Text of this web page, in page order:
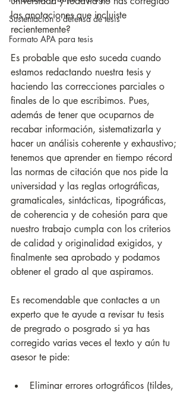
Sustentación o defensa de tesis
Formato APA para tesis
las anotaciones que incluiste
recientemente?
Es probable que esto suceda cuando
estamos redactando nuestra tesis y
haciendo las correcciones parciales o
finales de lo que escribimos. Pues,
además de tener que ocuparnos de
recabar información, sistematizarla y
hacer un análisis coherente y exhaustivo;
tenemos que aprender en tiempo récord
las normas de citación que nos pide la
universidad y las reglas ortográficas,
gramaticales, sintácticas, tipográficas,
de coherencia y de cohesión para que
nuestro trabajo cumpla con los criterios
de calidad y originalidad exigidos, y
finalmente sea aprobado y podamos
obtener el grado al que aspiramos.
Es recomendable que contactes a un
experto que te ayude a revisar tu tesis
de pregrado o posgrado si ya has
corregido varias veces el texto y aún tu
asesor te pide:
Eliminar errores ortográficos (tildes,